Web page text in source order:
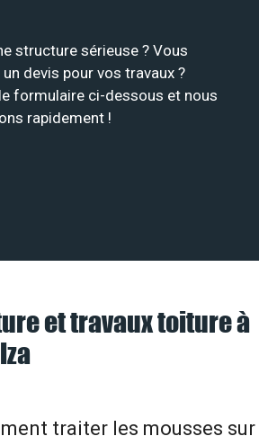
structure sérieuse ? Vous
un devis pour vos travaux ?
formulaire ci-dessous et nous
rapidement !
et travaux toiture à
traiter les mousses sur